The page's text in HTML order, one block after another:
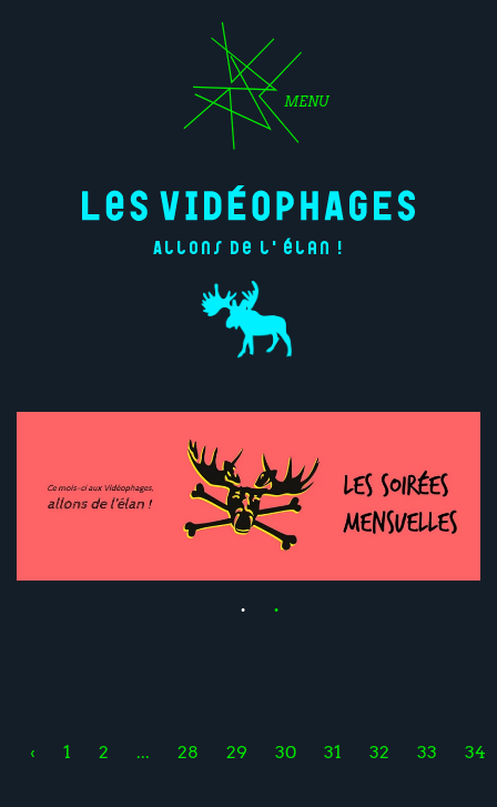
MENU
Allons de l'élan !
‹ 1 2 ... 28 29 30 31 32 33 34